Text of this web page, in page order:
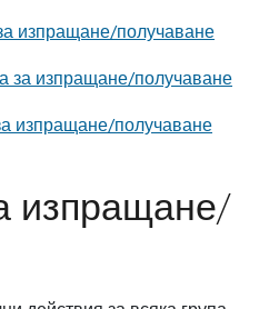
изпращане/получаване
за изпращане/получаване
изпращане/получаване
изпращане/